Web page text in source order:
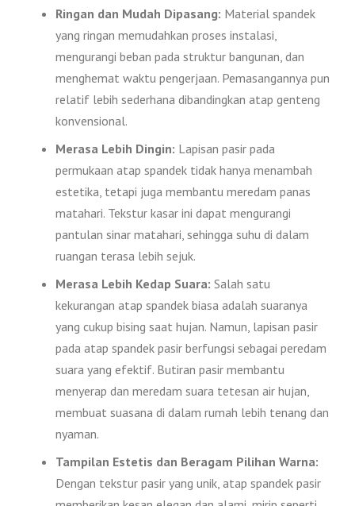
Ringan dan Mudah Dipasang: Material spandek
yang ringan memudahkan proses instalasi,
mengurangi beban pada struktur bangunan, dan
menghemat waktu pengerjaan. Pemasangannya pun
relatif lebih sederhana dibandingkan atap genteng
konvensional.
Merasa Lebih Dingin: Lapisan pasir pada
permukaan atap spandek tidak hanya menambah
estetika, tetapi juga membantu meredam panas
matahari. Tekstur kasar ini dapat mengurangi
pantulan sinar matahari, sehingga suhu di dalam
ruangan terasa lebih sejuk.
Merasa Lebih Kedap Suara: Salah satu
kekurangan atap spandek biasa adalah suaranya
yang cukup bising saat hujan. Namun, lapisan pasir
pada atap spandek pasir berfungsi sebagai peredam
suara yang efektif. Butiran pasir membantu
menyerap dan meredam suara tetesan air hujan,
membuat suasana di dalam rumah lebih tenang dan
nyaman.
Tampilan Estetis dan Beragam Pilihan Warna:
Dengan tekstur pasir yang unik, atap spandek pasir